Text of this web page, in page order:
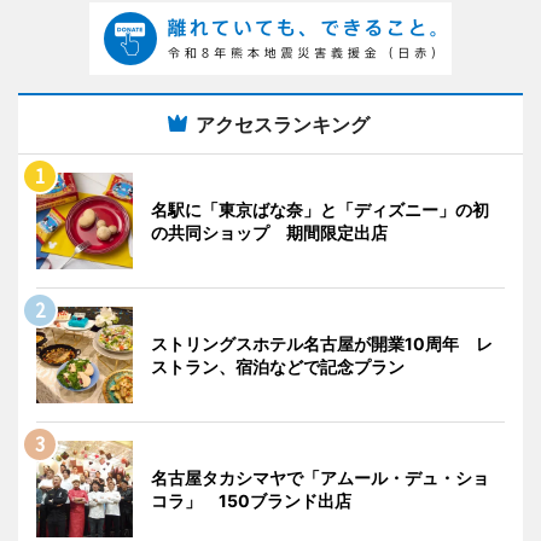
アクセスランキング
名駅に「東京ばな奈」と「ディズニー」の初
の共同ショップ 期間限定出店
ストリングスホテル名古屋が開業10周年 レ
ストラン、宿泊などで記念プラン
名古屋タカシマヤで「アムール・デュ・ショ
コラ」 150ブランド出店